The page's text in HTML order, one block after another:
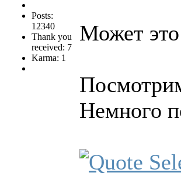
Posts:
12340
Thank you
received: 7
Karma: 1
Может
Немного